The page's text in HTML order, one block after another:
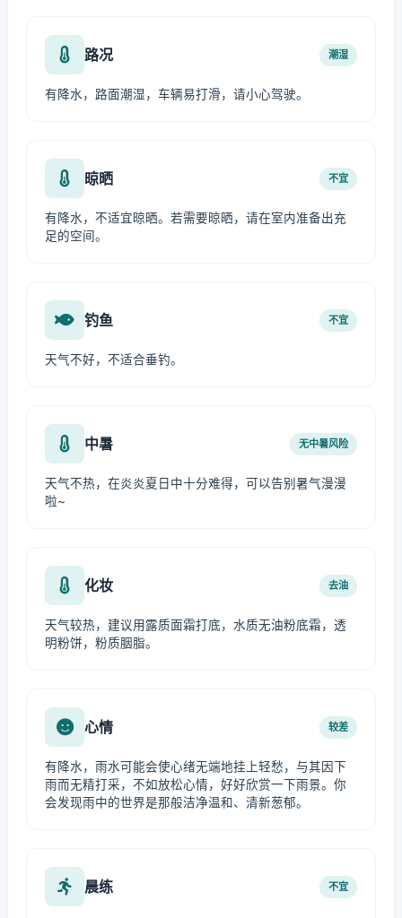
路况 潮湿
有降水，路面潮湿，车辆易打滑，请小心驾驶。
晾晒 不宜
有降水，不适宜晾晒。若需要晾晒，请在室内准备出充
足的空间。
钓鱼 不宜
天气不好，不适合垂钓。
中暑 无中暑风险
天气不热，在炎炎夏日中十分难得，可以告别暑气漫漫
啦~
化妆 去油
天气较热，建议用露质面霜打底，水质无油粉底霜，透
明粉饼，粉质胭脂。
心情 较差
有降水，雨水可能会使心绪无端地挂上轻愁，与其因下
雨而无精打采，不如放松心情，好好欣赏一下雨景。你
会发现雨中的世界是那般洁净温和、清新葱郁。
晨练 不宜